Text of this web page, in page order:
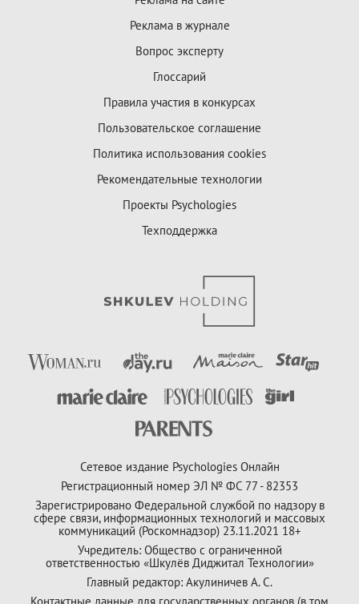
Реклама в журнале
Вопрос эксперту
Глоссарий
Правила участия в конкурсах
Пользовательское соглашение
Политика использования cookies
Рекомендательные технологии
Проекты Psychologies
Техподдержка
Сетевое издание Psychologies Онлайн
Регистрационный номер ЭЛ № ФС 77 - 82353
Зарегистрировано Федеральной службой по надзору в
сфере связи, информационных технологий и массовых
коммуникаций (Роскомнадзор) 23.11.2021 18+
Учредитель: Общество с ограниченной
ответственностью «Шкулёв Диджитал Технологии»
Главный редактор: Акулиничев А. С.
Контактные данные для государственных органов (в том